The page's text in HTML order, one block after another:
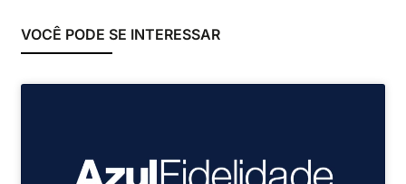
VOCÊ PODE SE INTERESSAR